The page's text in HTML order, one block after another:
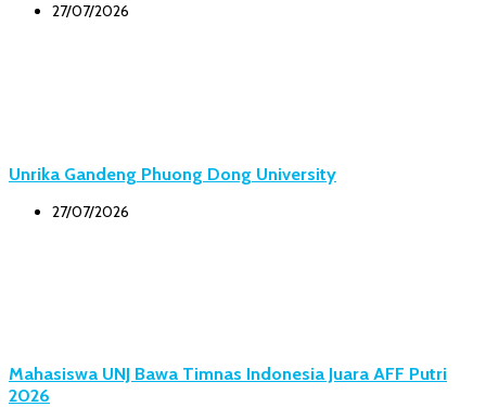
27/07/2026
Unrika Gandeng Phuong Dong University
27/07/2026
Mahasiswa UNJ Bawa Timnas Indonesia Juara AFF Putri
2026